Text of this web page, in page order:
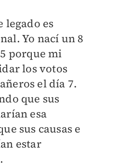
legado es
Yo nací un 8
porque mi
los votos
el día 7.
que sus
esa
sus causas e
estar